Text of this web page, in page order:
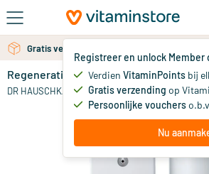
Ga naar de hoofdinhoud
Registreer en unlock Member
Verdien VitaminPoints bij
Gratis verzending op
Persoonlijke vouchers
Nu
Gratis persoonlijk advies via chat of email
Regeneratie Kuur
DR HAUSCHKA